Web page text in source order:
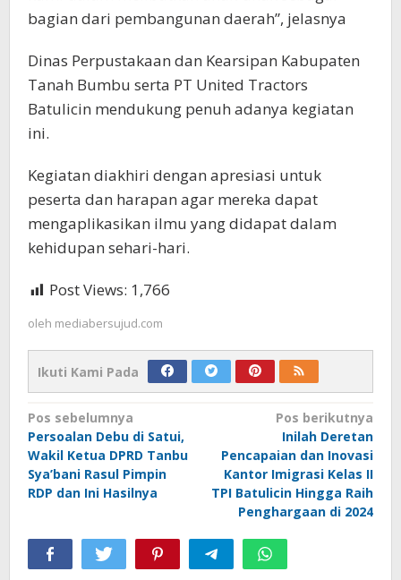
bagian dari pembangunan daerah”, jelasnya
Dinas Perpustakaan dan Kearsipan Kabupaten
Tanah Bumbu serta PT United Tractors
Batulicin mendukung penuh adanya kegiatan
ini.
Kegiatan diakhiri dengan apresiasi untuk
peserta dan harapan agar mereka dapat
mengaplikasikan ilmu yang didapat dalam
kehidupan sehari-hari.
Post Views: 1,766
oleh mediabersujud.com
Ikuti Kami Pada
Navigasi
pos
Pos sebelumnya
Persoalan Debu di Satui,
Wakil Ketua DPRD Tanbu
Sya’bani Rasul Pimpin
RDP dan Ini Hasilnya
Pos berikutnya
Inilah Deretan
Pencapaian dan Inovasi
Kantor Imigrasi Kelas II
TPI Batulicin Hingga Raih
Penghargaan di 2024